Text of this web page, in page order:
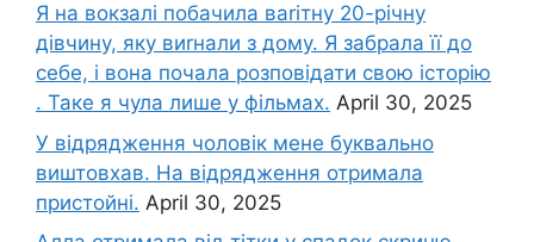
Я на вокзалі побачила ваrітну 20-річну
дівчину, яку виrнали з дому. Я забрала її до
себе, і вона почала розповідати свою історію
. Таке я чула лише у фільмах. April 30, 2025
У відрядження чоловік мене буквально
виштовхав. На відрядження отримала
пристойні. April 30, 2025